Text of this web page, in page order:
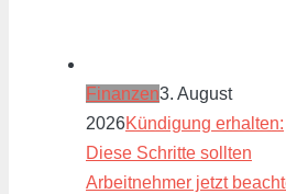
Finanzen3. August
2026Kündigung erhalten:
Diese Schritte sollten
Arbeitnehmer jetzt